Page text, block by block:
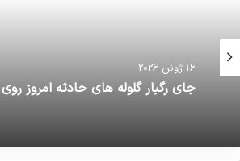
16 ژوئن 2026
16 ژوئن 2026
نصب هرگونه آگهی تهدیدآمیز برای